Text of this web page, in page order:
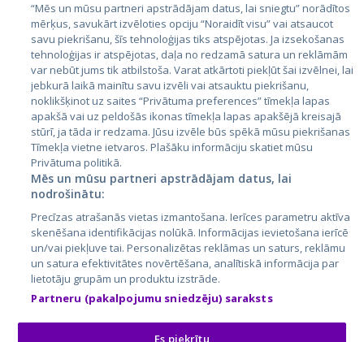
Эстония
Латвия
Литва
City24.lv
City24.ee
GetaPro.lv
GetaPro.ee
Skelbiu.lt
Autoplius.lt
Aruodas.lt
CVbankas.lt
Kainos.lt
Paslaugos.lt
auto24.ee
Osta.ee
KuldneBörs.ee
“Mēs un mūsu partneri apstrādājam datus, lai sniegtu” norādītos
mērķus, savukārt izvēloties opciju “Noraidīt visu” vai atsaucot
savu piekrišanu, šīs tehnoloģijas tiks atspējotas. Ja izsekošanas
tehnoloģijas ir atspējotas, daļa no redzamā satura un reklāmām
var nebūt jums tik atbilstoša. Varat atkārtoti piekļūt šai izvēlnei, lai
jebkurā laikā mainītu savu izvēli vai atsauktu piekrišanu,
noklikšķinot uz saites “Privātuma preferences” tīmekļa lapas
apakšā vai uz peldošās ikonas tīmekļa lapas apakšējā kreisajā
stūrī, ja tāda ir redzama. Jūsu izvēle būs spēkā mūsu piekrišanas
Tīmekļa vietne ietvaros. Plašāku informāciju skatiet mūsu
Privātuma politikā.
Mēs un mūsu partneri apstrādājam datus, lai
nodrošinātu:
Precīzas atrašanās vietas izmantošana. Ierīces parametru aktīva
skenēšana identifikācijas nolūkā. Informācijas ievietošana ierīcē
un/vai piekļuve tai. Personalizētas reklāmas un saturs, reklāmu
un satura efektivitātes novērtēšana, analītiskā informācija par
lietotāju grupām un produktu izstrāde.
Partneru (pakalpojumu sniedzēju) saraksts
Es piekrītu